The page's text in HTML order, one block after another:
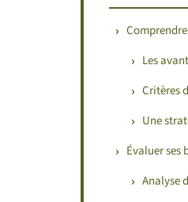
Les
Critères
Une
Évaluer ses
Analyse